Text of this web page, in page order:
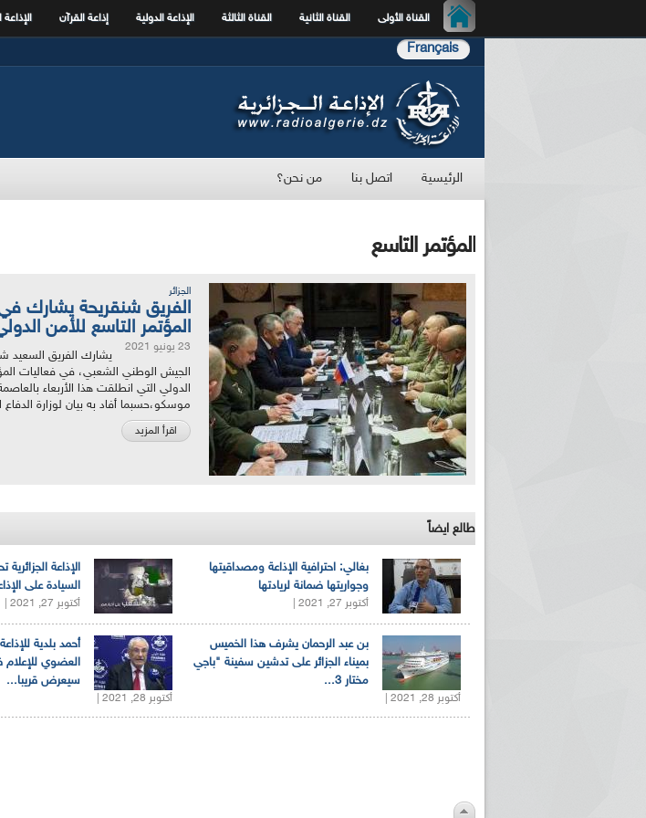
القناة الأولى القناة الثانية القناة الثالثة الإذاعة الدولية إذاعة القرآن الإذاعة
Français
الرئيسية اتصل بنا من نحن؟
المؤتمر التاسع
الجزائر
الفريق شنقريحة يشارك
المؤتمر التاسع للأمن
23 يونيو 2021
يشارك الفريق السعيد
الجيش الوطني الشعبي، في فعاليات
الدولي التي انطلقت هذا الأربعاء
موسكو،حسبما أفاد به بيان لوزارة
اقرأ المزيد
طالع ايضاً
السيادة على
أكتوبر 27, 2021 |
بغالي: احترافية الإذاعة ومصداقيتها
وجواريتها ضمانة لريادتها
أكتوبر 27, 2021 |
أحمد بلدية
العضوي للإعلام
سيعرض قريبا...
أكتوبر 28, 2021 |
بن عبد الرحمان يشرف هذا الخميس
بميناء الجزائر على تدشين سفينة "باجي
مختار 3...
أكتوبر 28, 2021 |